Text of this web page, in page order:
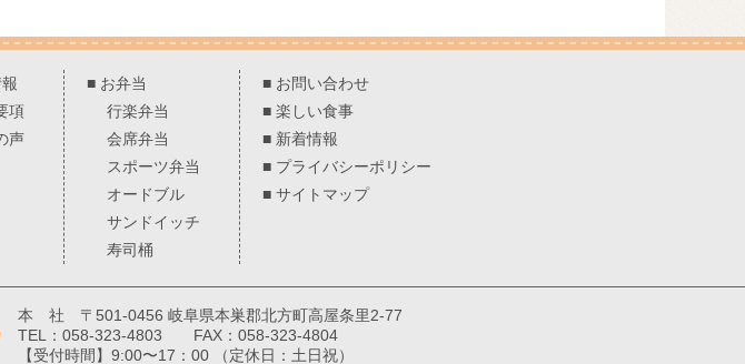
項
声
■ お弁当
行楽弁当
会席弁当
スポーツ弁当
オードブル
サンドイッチ
寿司桶
■ お問い合わせ
■ 楽しい食事
■ 新着情報
■ プライバシーポリシー
■ サイトマップ
本 社 〒501-0456 岐阜県本巣郡北方町高屋条里2-77
TEL：058-323-4803 FAX：058-323-4804
【受付時間】9:00〜17：00 （定休日：土日祝）